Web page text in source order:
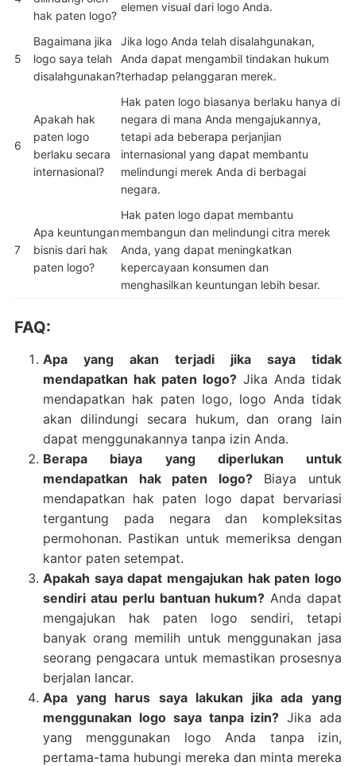
hak paten logo?
elemen visual dari logo Anda.
5
Bagaimana jika
logo saya telah
disalahgunakan?
Jika logo Anda telah disalahgunakan,
Anda dapat mengambil tindakan hukum
terhadap pelanggaran merek.
6
Apakah hak
paten logo
berlaku secara
internasional?
Hak paten logo biasanya berlaku hanya di
negara di mana Anda mengajukannya,
tetapi ada beberapa perjanjian
internasional yang dapat membantu
melindungi merek Anda di berbagai
negara.
7
Apa keuntungan
bisnis dari hak
paten logo?
Hak paten logo dapat membantu
membangun dan melindungi citra merek
Anda, yang dapat meningkatkan
kepercayaan konsumen dan
menghasilkan keuntungan lebih besar.
FAQ:
Apa yang akan terjadi jika saya tidak
mendapatkan hak paten logo? Jika Anda tidak
mendapatkan hak paten logo, logo Anda tidak
akan dilindungi secara hukum, dan orang lain
dapat menggunakannya tanpa izin Anda.
Berapa biaya yang diperlukan untuk
mendapatkan hak paten logo?Biaya untuk
mendapatkan hak paten logo dapat bervariasi
tergantung pada negara dan kompleksitas
permohonan. Pastikan untuk memeriksa dengan
kantor paten setempat.
Apakah saya dapat mengajukan hak paten logo
sendiri atau perlu bantuan hukum? Anda dapat
mengajukan hak paten logo sendiri, tetapi
banyak orang memilih untuk menggunakan jasa
seorang pengacara untuk memastikan prosesnya
berjalan lancar.
Apa yang harus saya lakukan jika ada yang
menggunakan logo saya tanpa izin? Jika ada
yang menggunakan logo Anda tanpa izin,
pertama-tama hubungi mereka dan minta mereka